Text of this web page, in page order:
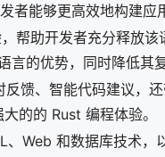
者能够更高效地构建应
帮助开发者充分释放
的优势，同时降低其复
馈、智能代码建议，
的的 Rust 编程体验。
Web 和数据库技术，